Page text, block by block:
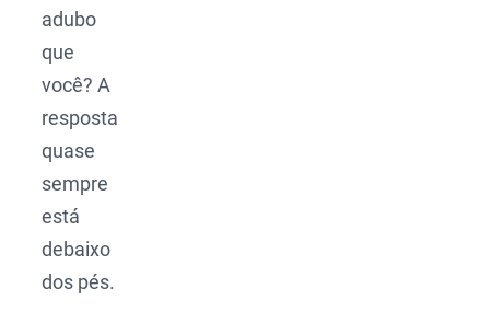
adubo
que
você? A
resposta
quase
sempre
está
debaixo
dos pés.